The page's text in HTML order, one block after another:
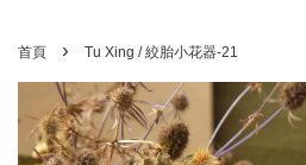
首頁 › Tu Xing / 絞胎小花器-21